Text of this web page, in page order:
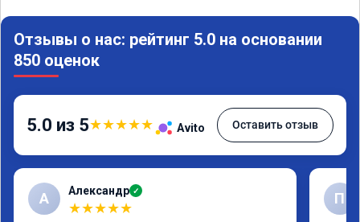
Отзывы о нас: рейтинг 5.0 на основании
850 оценок
5.0 из 5★★★★★ Avito Оставить отзыв
А Александр ✓
★★★★★
П